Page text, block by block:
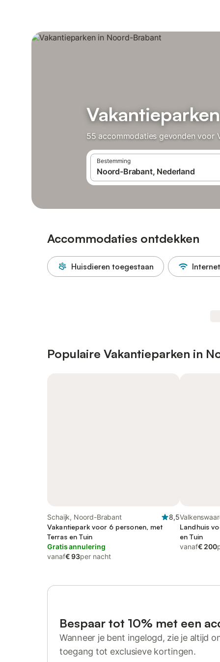
55 accommodaties gevonden voor
Bestemming
Accommodaties ontdekken
Huisdieren toegestaan Internet
Populaire Vakantieparken in
Schaijk, Noord-Brabant
8,5
Vakantiepark voor 6 personen, met
Terras en Tuin
Gratis annulering
vanaf€ 93per nacht
Landhuis
en Tuin
vanaf€ 200
Bespaar tot 10% met een
Wanneer je bent ingelogd, zie je altijd
toegang tot exclusieve kortingen.